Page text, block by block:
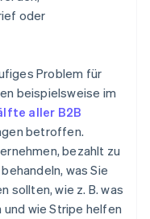
oder
Problem für
beispielsweise im
aller B2B
betroffen.
bezahlt zu
was Sie
sollten, wie z. B. was
und wie Stripe helfen